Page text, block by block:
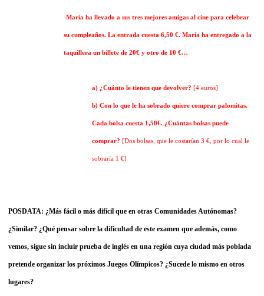
-María ha llevado a sus tres mejores amigas al cine para celebrar
su cumpleaños. La entrada cuesta 6,50 €. María ha entregado a la
taquillera un billete de 20€ y otro de 10 €…
a) ¿Cuánto le tienen que devolver? [4 euros]
b) Con lo que le ha sobrado quiere comprar palomitas.
Cada bolsa cuesta 1,50€. ¿Cuántas bolsas puede
comprar? [Dos bolsas, que le costarían 3 €, por lo cual le
sobraría 1 €]
POSDATA: ¿Más fácil o más difícil que en otras Comunidades Autónomas?
¿Similar? ¿Qué pensar sobre la dificultad de este examen que además, como
vemos, sigue sin incluir prueba de inglés en una región cuya ciudad más poblada
pretende organizar los próximos Juegos Olímpicos? ¿Sucede lo mismo en otros
lugares?